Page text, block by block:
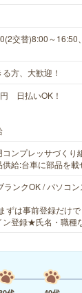
交替)8:00～16:50
方、大歓迎！
日払いOK！
コンプレッサづくり
供給:台車に部品を
ランクOK / パソコ
ずは事前登録だけ
ン登録★氏名・職種